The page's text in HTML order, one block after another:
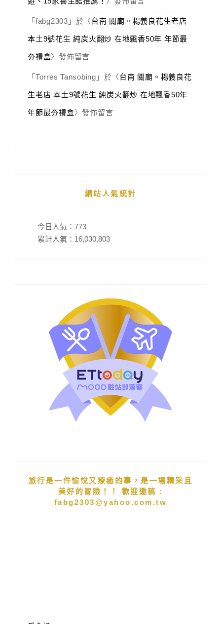
「 fabg2303 」於〈台南 關廟。楊義良花生老店
本土9號花生 純炭火翻炒 在地飄香50年 年節最
夯禮盒〉發佈留言
「 Torres Tansobing 」於〈台南 關廟。楊義良花
生老店 本土9號花生 純炭火翻炒 在地飄香50年
年節最夯禮盒〉發佈留言
網站人氣統計
今日人氣： 773
累計人氣： 16,030,803
旅行是一件愉悅又療癒的事，是一場精采且
美好的冒險！！ 歡迎邀稿 :
fabg2303@yahoo.com.tw